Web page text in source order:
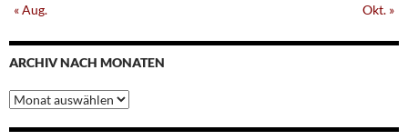
« Aug.
Okt. »
ARCHIV NACH MONATEN
Archiv
nach
Monaten